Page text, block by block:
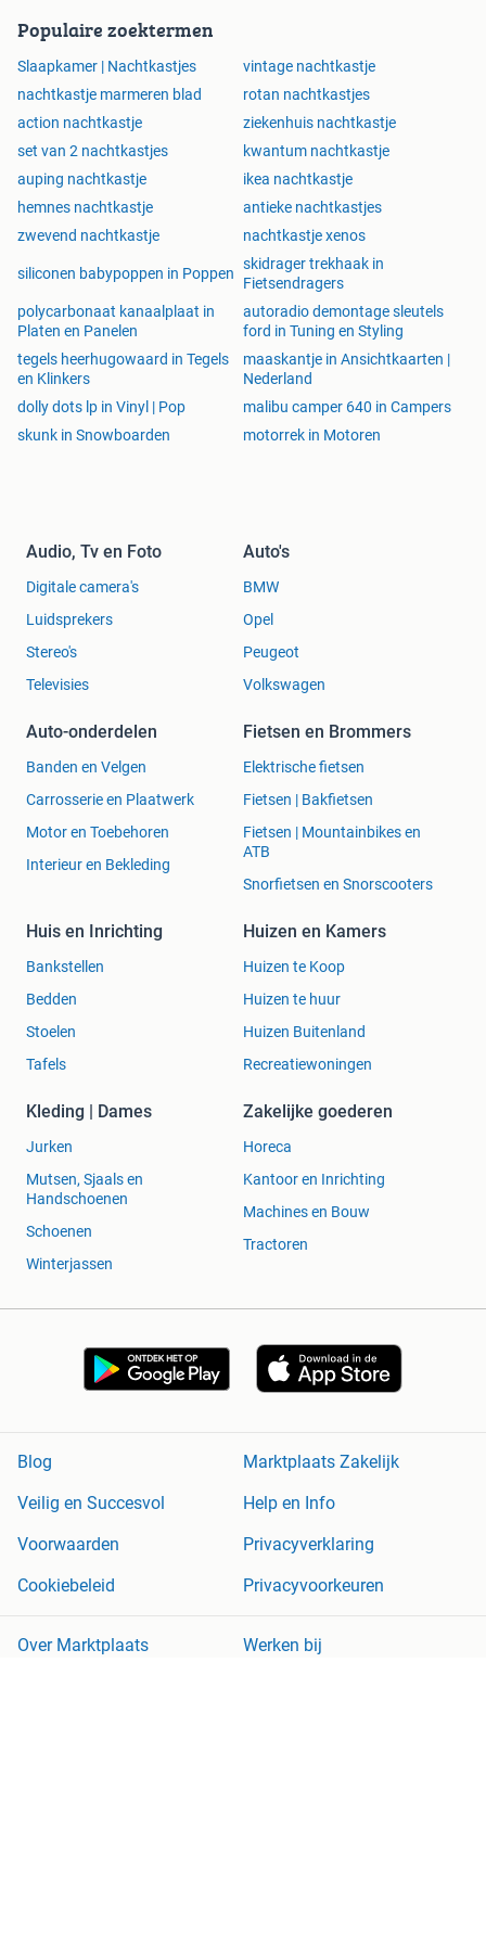
leven, zoals producten voor uw woonkamer, slaapkamer,
gespecialiseerde producten zoals fotografie, fitness en
benodigdheden voor de auto.
Voordelig huismerk
Uitgebreid assortiment op voorraad
Retourneren kan binnen 30 dagen
Nieuwe winkels in Zaandam en Tilburg
Ontdek dit product nu op onze website!
Populaire zoektermen
Slaapkamer | Nachtkastjes
vintage nachtkastje
nachtkastje marmeren blad
rotan nachtkastjes
action nachtkastje
ziekenhuis nachtkastje
set van 2 nachtkastjes
kwantum nachtkastje
auping nachtkastje
ikea nachtkastje
hemnes nachtkastje
antieke nachtkastjes
zwevend nachtkastje
nachtkastje xenos
siliconen babypoppen in Poppen
skidrager trekhaak in
Fietsendragers
polycarbonaat kanaalplaat in
Platen en Panelen
autoradio demontage sleutels
ford in Tuning en Styling
tegels heerhugowaard in Tegels
en Klinkers
maaskantje in Ansichtkaarten |
Nederland
dolly dots lp in Vinyl | Pop
malibu camper 640 in Campers
skunk in Snowboarden
motorrek in Motoren
Audio, Tv en Foto
Digitale camera's
Luidsprekers
Stereo's
Televisies
Auto's
BMW
Opel
Peugeot
Volkswagen
Auto-onderdelen
Banden en Velgen
Carrosserie en Plaatwerk
Motor en Toebehoren
Interieur en Bekleding
Fietsen en Brommers
Elektrische fietsen
Fietsen | Bakfietsen
Fietsen | Mountainbikes en
ATB
Snorfietsen en Snorscooters
Huis en Inrichting
Bankstellen
Bedden
Stoelen
Tafels
Huizen en Kamers
Huizen te Koop
Huizen te huur
Huizen Buitenland
Recreatiewoningen
Kleding | Dames
Jurken
Mutsen, Sjaals en
Handschoenen
Schoenen
Winterjassen
Zakelijke goederen
Horeca
Kantoor en Inrichting
Machines en Bouw
Tractoren
Blog
Marktplaats Zakelijk
Veilig en Succesvol
Help en Info
Voorwaarden
Privacyverklaring
Cookiebeleid
Privacyvoorkeuren
Over Marktplaats
Werken bij